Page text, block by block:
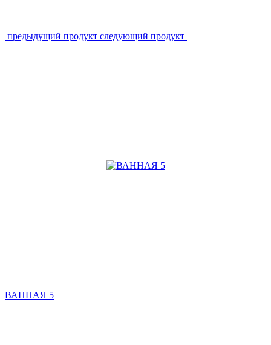
предыдущий продукт следующий продукт
ВАННАЯ 5